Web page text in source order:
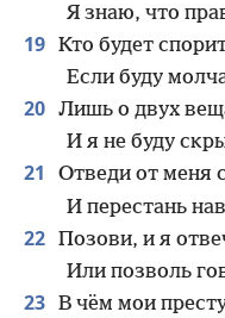
Я знаю, что
19 Кто будет
Если буду
20 Лишь о двух
И я не буду
21
Отведи от меня
И перестань
22 Позови, и я
Или позволь
23 В чём мои